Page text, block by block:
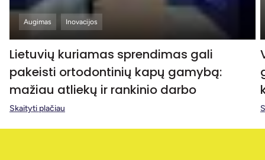
Augimas Inovacijos
Lietuvių kuriamas sprendimas gali
pakeisti ortodontinių kapų gamybą:
mažiau atliekų ir rankinio darbo
Skaityti plačiau